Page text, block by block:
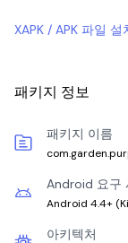
XAPK / APK 파일 설
패키지 정보
패키지 이름
Android 요구
Android 4.4+ (
아키텍처